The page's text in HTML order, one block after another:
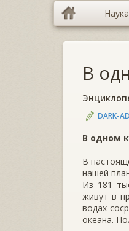
Наука
В
DARK-
В одном
В
нашей
Из 181
живут в
водах
океана.